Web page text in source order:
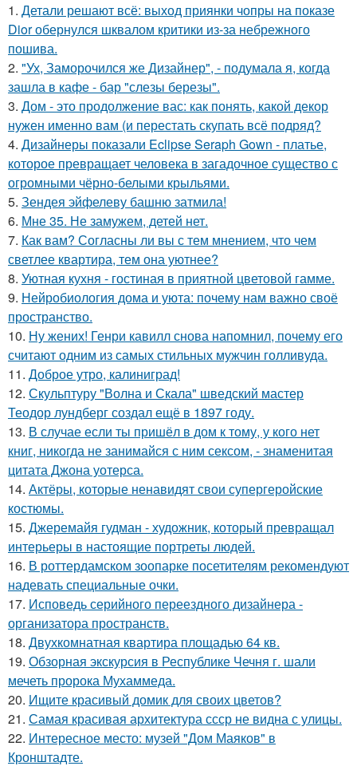
1. Детали решают всё: выход приянки чопры на показе
Dior обернулся шквалом критики из-за небрежного
пошива.
2. "Ух, Заморочился же Дизайнер", - подумала я, когда
зашла в кафе - бар "слезы березы".
3. Дом - это продолжение вас: как понять, какой декор
нужен именно вам (и перестать скупать всё подряд?
4. Дизайнеры показали Eclipse Seraph Gown - платье,
которое превращает человека в загадочное существо с
огромными чёрно-белыми крыльями.
5. Зендея эйфелеву башню затмила!
6. Мне 35. Не замужем, детей нет.
7. Как вам? Согласны ли вы с тем мнением, что чем
светлее квартира, тем она уютнее?
8. Уютная кухня - гостиная в приятной цветовой гамме.
9. Нейробиология дома и уюта: почему нам важно своё
пространство.
10. Ну жених! Генри кавилл снова напомнил, почему его
считают одним из самых стильных мужчин голливуда.
11. Доброе утро, калиниград!
12. Скульптуру "Волна и Скала" шведский мастер
Теодор лундберг создал ещё в 1897 году.
13. В случае если ты пришёл в дом к тому, у кого нет
книг, никогда не занимайся с ним сексом, - знаменитая
цитата Джона уотерса.
14. Актёры, которые ненавидят свои супергеройские
костюмы.
15. Джеремайя гудман - художник, который превращал
интерьеры в настоящие портреты людей.
16. В роттердамском зоопарке посетителям рекомендуют
надевать специальные очки.
17. Исповедь серийного переездного дизайнера -
организатора пространств.
18. Двухкомнатная квартира площадью 64 кв.
19. Обзорная экскурсия в Республике Чечня г. шали
мечеть пророка Мухаммеда.
20. Ищите красивый домик для своих цветов?
21. Самая красивая архитектура ссср не видна с улицы.
22. Интересное место: музей "Дом Маяков" в
Кронштадте.